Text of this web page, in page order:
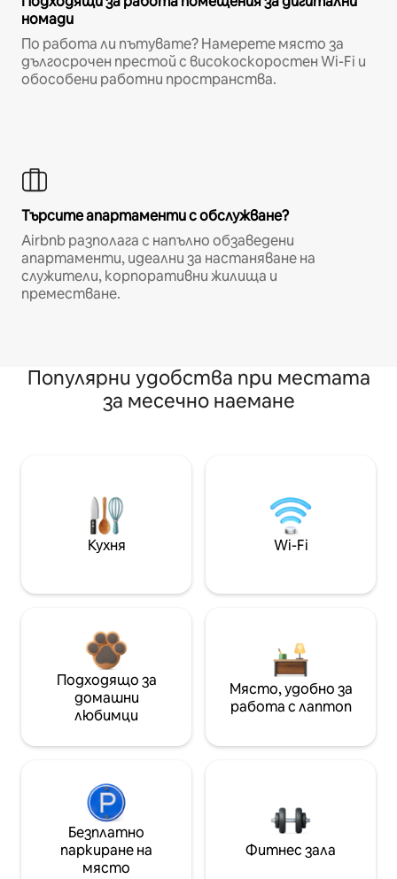
номади
По работа ли пътувате? Намерете място за
дългосрочен престой с високоскоростен Wi-Fi и
обособени работни пространства.
Търсите апартаменти с обслужване?
Airbnb разполага с напълно обзаведени
апартаменти, идеални за настаняване на
служители, корпоративни жилища и
преместване.
Популярни удобства при местата
за месечно наемане
Кухня Wi-Fi
Подходящо за
домашни
любимци
Място, удобно за
работа с лаптоп
Безплатно
паркиране на
място
Фитнес зала